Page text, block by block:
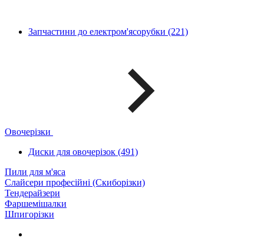
Запчастини до електром'ясорубки (221)
Овочерізки
Диски для овочерізок (491)
Пили для м'яса
Слайсери професійні (Скиборізки)
Тендерайзери
Фаршемішалки
Шпигорізки